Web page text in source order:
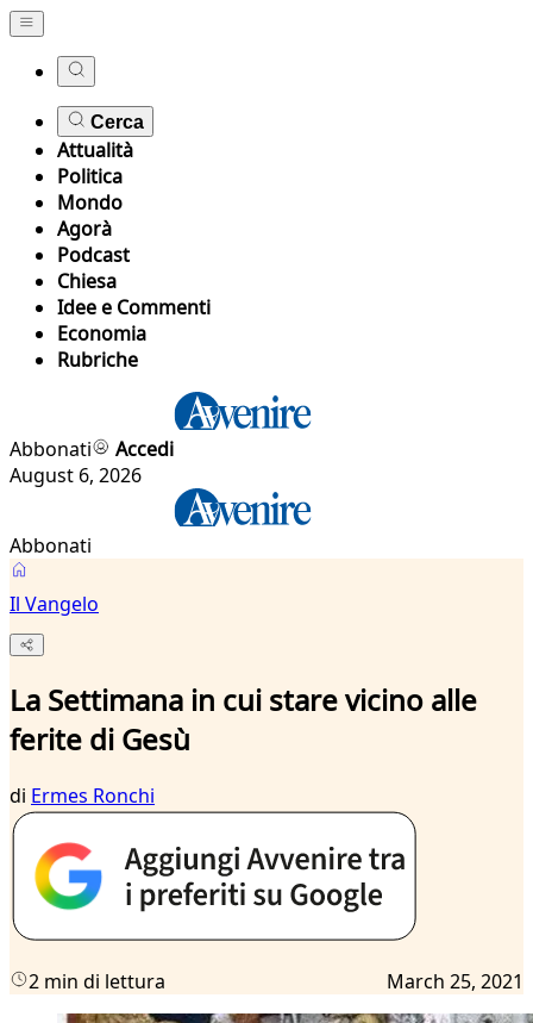
Cerca
Attualità
Politica
Mondo
Agorà
Podcast
Chiesa
Idee e Commenti
Economia
Rubriche
Abbonati
Accedi
August 6, 2026
Abbonati
Il Vangelo
La Settimana in cui stare vicino alle
ferite di Gesù
di Ermes Ronchi
2 min di lettura March 25, 2021